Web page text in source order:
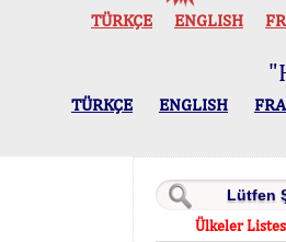
TÜRKÇE ENGLISH
TÜRKÇE ENGLISH
Ülkeler